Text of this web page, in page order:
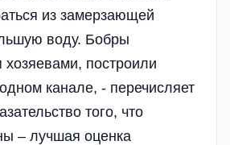
из замерзающей
воду. Бобры
хозяевами, построили
канале, - перечисляет
того, что
– лучшая оценка